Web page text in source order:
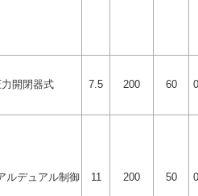
力開閉器式 7.5 200 60
ルデュアル制御 11 200 50